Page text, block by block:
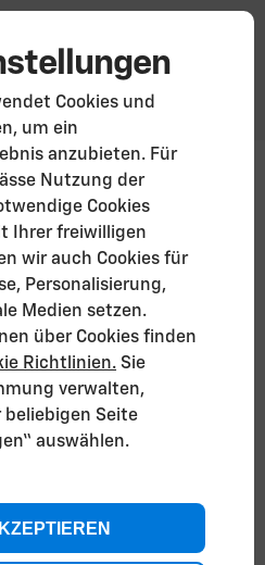
Cookies und
um ein
anzubieten. Für
Nutzung der
Cookies
Ihrer freiwilligen
wir auch Cookies für
Personalisierung,
Medien setzen.
über Cookies finden
Richtlinien. Sie
verwalten,
beliebigen Seite
auswählen.
Kontakt
Sie mit
mit, damit wir Ihre